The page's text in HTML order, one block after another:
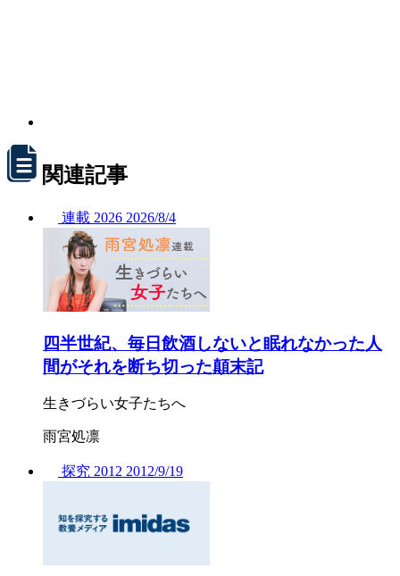
関連記事
連載 2026 2026/8/4
四半世紀、毎日飲酒しないと眠れなかった人
間がそれを断ち切った顛末記
生きづらい女子たちへ
雨宮処凛
探究 2012 2012/9/19